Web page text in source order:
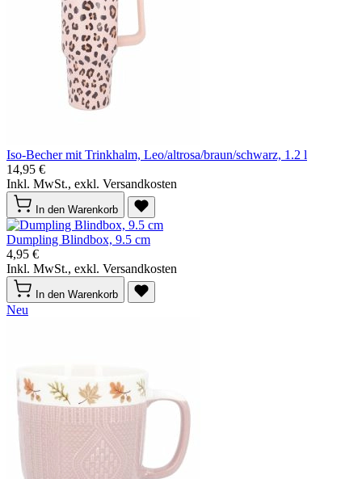
Iso-Becher mit Trinkhalm, Leo/altrosa/braun/schwarz, 1.2 l
14,95 €
Inkl. MwSt., exkl. Versandkosten
In den Warenkorb
Dumpling Blindbox, 9.5 cm
4,95 €
Inkl. MwSt., exkl. Versandkosten
In den Warenkorb
Neu